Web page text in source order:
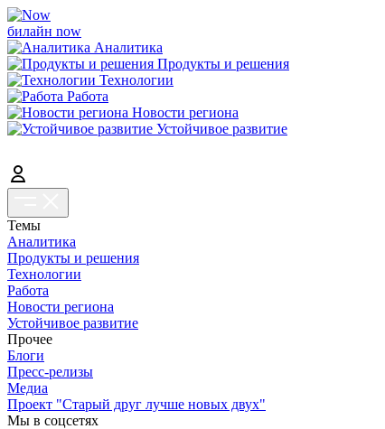
билайн now
Аналитика
Продукты и решения
Технологии
Работа
Новости региона
Устойчивое развитие
Темы
Аналитика
Продукты и решения
Технологии
Работа
Новости региона
Устойчивое развитие
Прочее
Блоги
Пресс-релизы
Медиа
Проект "Старый друг лучше новых двух"
Мы в соцсетях